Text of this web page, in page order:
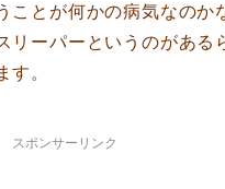
ことが何かの病気なのか
ーパーというのがある
す。
スポンサーリンク